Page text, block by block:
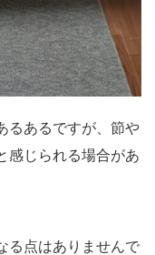
るあるですが、節や
感じられる場合があ
る点はありませんで